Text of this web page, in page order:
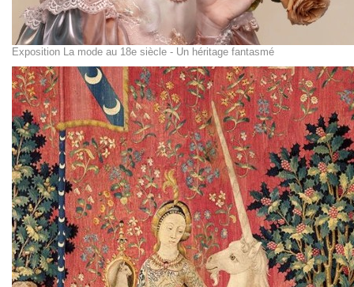
Exposition La mode au 18e siècle - Un héritage fantasmé